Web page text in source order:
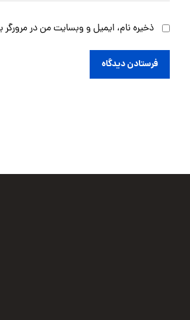
ذخیره نام، ایمیل و وبسایت من در
فرستادن دیدگاه